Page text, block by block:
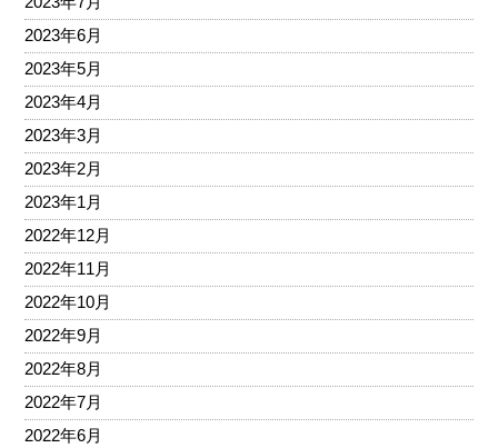
2023年6月
2023年5月
2023年4月
2023年3月
2023年2月
2023年1月
2022年12月
2022年11月
2022年10月
2022年9月
2022年8月
2022年7月
2022年6月